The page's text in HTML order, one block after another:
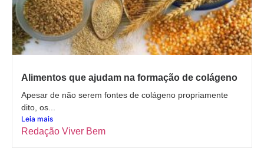
Alimentos que ajudam na formação de colágeno
Apesar de não serem fontes de colágeno propriamente
dito, os...
Leia mais
Redação Viver Bem